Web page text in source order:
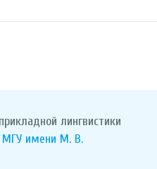
лингвистики
МГУ имени М. В.